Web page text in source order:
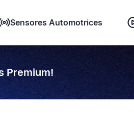
Sensores Automotrices
Premium!